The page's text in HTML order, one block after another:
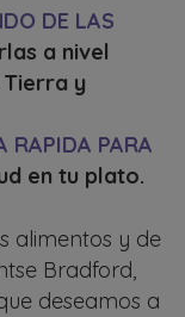
DE LAS
a nivel
y
RAPIDA PARA
en tu plato.
alimentos y de
Bradford,
deseamos a